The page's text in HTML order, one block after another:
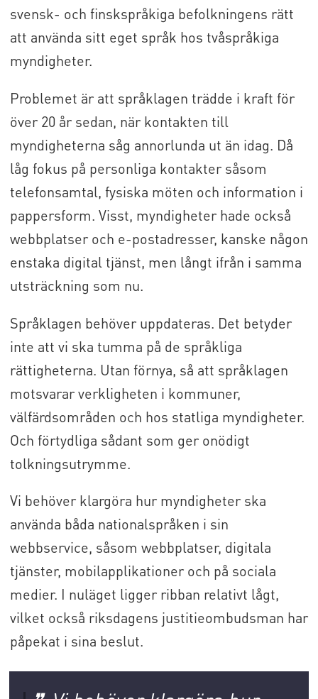
svensk- och finskspråkiga befolkningens rätt
att använda sitt eget språk hos tvåspråkiga
myndigheter.
Problemet är att språklagen trädde i kraft för
över 20 år sedan, när kontakten till
myndigheterna såg annorlunda ut än idag. Då
låg fokus på personliga kontakter såsom
telefonsamtal, fysiska möten och information i
pappersform. Visst, myndigheter hade också
webbplatser och e-postadresser, kanske någon
enstaka digital tjänst, men långt ifrån i samma
utsträckning som nu.
Språklagen behöver uppdateras. Det betyder
inte att vi ska tumma på de språkliga
rättigheterna. Utan förnya, så att språklagen
motsvarar verkligheten i kommuner,
välfärdsområden och hos statliga myndigheter.
Och förtydliga sådant som ger onödigt
tolkningsutrymme.
Vi behöver klargöra hur myndigheter ska
använda båda nationalspråken i sin
webbservice, såsom webbplatser, digitala
tjänster, mobilapplikationer och på sociala
medier. I nuläget ligger ribban relativt lågt,
vilket också riksdagens justitieombudsman har
påpekat i sina beslut.